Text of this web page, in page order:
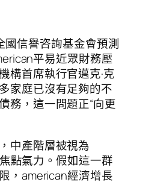
國信譽咨詢基金會預測
平易近眾財務壓
構首席執行官邁克·克
家庭已沒有足夠的不
務，這一問題正“向更
中產階層被視為
點氣力。假如這一群
，american經濟增長